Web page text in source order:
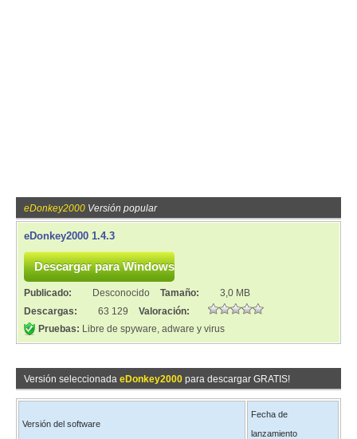
eDonkey2000 Versión popular
eDonkey2000 1.4.3
Publicado: Desconocido Tamaño:
3,0 MB
Descargas:
63 129
Valoración:
Pruebas: Libre de spyware, adware y virus
Versión seleccionada eDonkey2000 para descargar GRATIS!
Versión del software
Fecha de
lanzamiento